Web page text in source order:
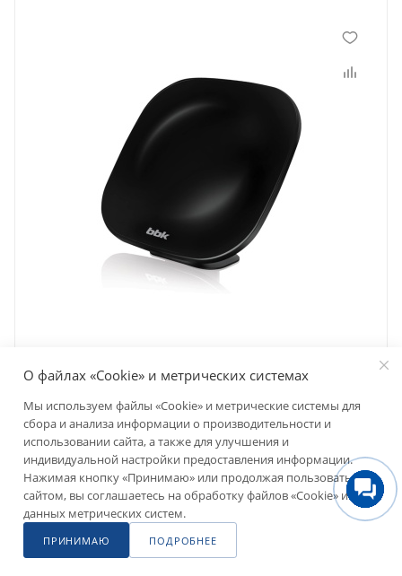
Антенна BBK DA25 черный
Есть в наличии
Код товара: Р0000121907
1 300₽
+65
О файлах «Cookie» и метрических системах
Мы используем файлы «Cookie» и метрические системы для
сбора и анализа информации о производительности и
использовании сайта, а также для улучшения и
индивидуальной настройки предоставления информации.
Нажимая кнопку «Принимаю» или продолжая пользоваться
сайтом, вы соглашаетесь на обработку файлов «Cookie» и
данных метрических систем.
ПРИНИМАЮ ПОДРОБНЕЕ